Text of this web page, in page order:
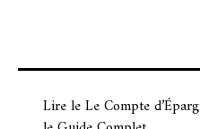
Lire leLe Compte